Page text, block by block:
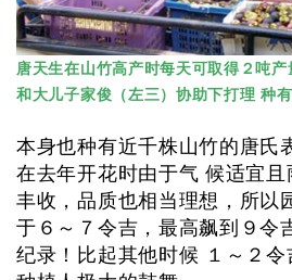
唐天生在山竹高产时每天可取得２吨产
和大儿子家俊（左三）协助下打理 种
本身也种有近千株山竹的唐氏
在去年开花时由于气 候适宜
丰收，品质也相当理想，所以
于６～７令吉，最高飙到９令
纪录！比起其他时候 １～２